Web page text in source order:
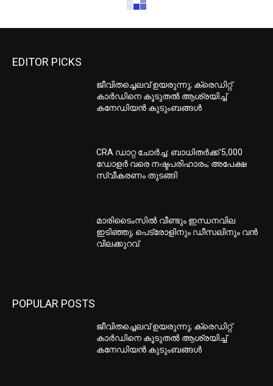
EDITOR PICKS
ജീവിതച്ചെലവ് ഉയരുന്നു; ക്രെഡിറ്റ്
കാർഡിനെ കൂടുതൽ ആശ്രയിച്ച്
കനേഡിയൻ കുടുംബങ്ങൾ
CRA ഡാറ്റ ചോർച്ച: ബാധിതർക്ക് 5,000
ഡോളർ വരെ നഷ്ടപരിഹാരം; അപേക്ഷ
സ്വീകരണം തുടങ്ങി
മാരിടൈംസിൽ വീണ്ടും ഇന്ധനവില
ഇടിഞ്ഞു; പെട്രോളിനും ഡീസലിനും വൻ
വിലക്കുറവ്
POPULAR POSTS
ജീവിതച്ചെലവ് ഉയരുന്നു; ക്രെഡിറ്റ്
കാർഡിനെ കൂടുതൽ ആശ്രയിച്ച്
കനേഡിയൻ കുടുംബങ്ങൾ